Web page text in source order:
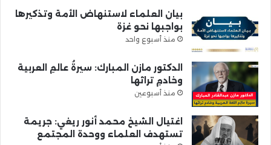
بيان العلماء لاستنهاض الأمة وتذكيرها
بواجبها نحو غزة
منذ أسبوع واحد
الدكتور مازن المبارك: سيرةُ عالمِ العربية
وخادمِ تراثها
منذ أسبوعين
اغتيال الشيخ محمد أنور ريغي: جريمة
تستهدف العلماء ووحدة المجتمع